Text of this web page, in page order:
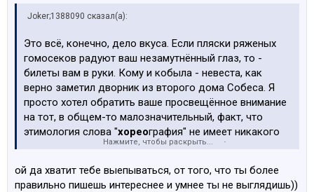
Joker;1388090 сказал(а):
Это всё, конечно, дело вкуса. Если пляски ряженых
гомосеков радуют ваш незамутнённый глаз, то -
билеты вам в руки. Кому и кобыла - невеста, как
верно заметил дворник из второго дома Собеса. Я
просто хотел обратить ваше просвещённое внимание
на тот, в общем-то малозначительный, факт, что
этимология слова "хореография" не имеет никакого
отношения ни к харям, ни к херам; а, наоборот,
пляска).
Нажмите, чтобы раскрыть...
ой да хватит тебе выепываться, от того, что ты более
правильно пишешь интереснее и умнее ты не выглядишь))